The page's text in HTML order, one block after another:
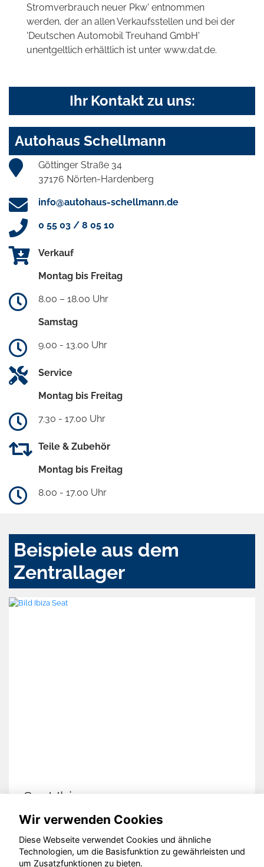
Stromverbrauch neuer Pkw' entnommen
werden, der an allen Verkaufsstellen und bei der
'Deutschen Automobil Treuhand GmbH'
unentgeltlich erhältlich ist unter www.dat.de.
Ihr Kontakt zu uns:
Autohaus Schellmann
Göttinger Straße 34
37176 Nörten-Hardenberg
info@autohaus-schellmann.de
0 55 03 / 8 05 10
Verkauf
Montag bis Freitag
8.00 – 18.00 Uhr
Samstag
9.00 - 13.00 Uhr
Service
Montag bis Freitag
7.30 - 17.00 Uhr
Teile & Zubehör
Montag bis Freitag
8.00 - 17.00 Uhr
Beispiele aus dem
Zentrallager
Seat Ibiza
© konjunkturmotor.de GmbH 2020 - 2026
Wir verwenden Cookies
Diese Webseite verwendet Cookies und ähnliche
Technologien, um die Basisfunktion zu gewährleisten und
um Zusatzfunktionen zu bieten.